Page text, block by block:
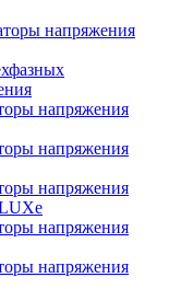
напряжения
напряжения
напряжения
напряжения
напряжения
напряжения